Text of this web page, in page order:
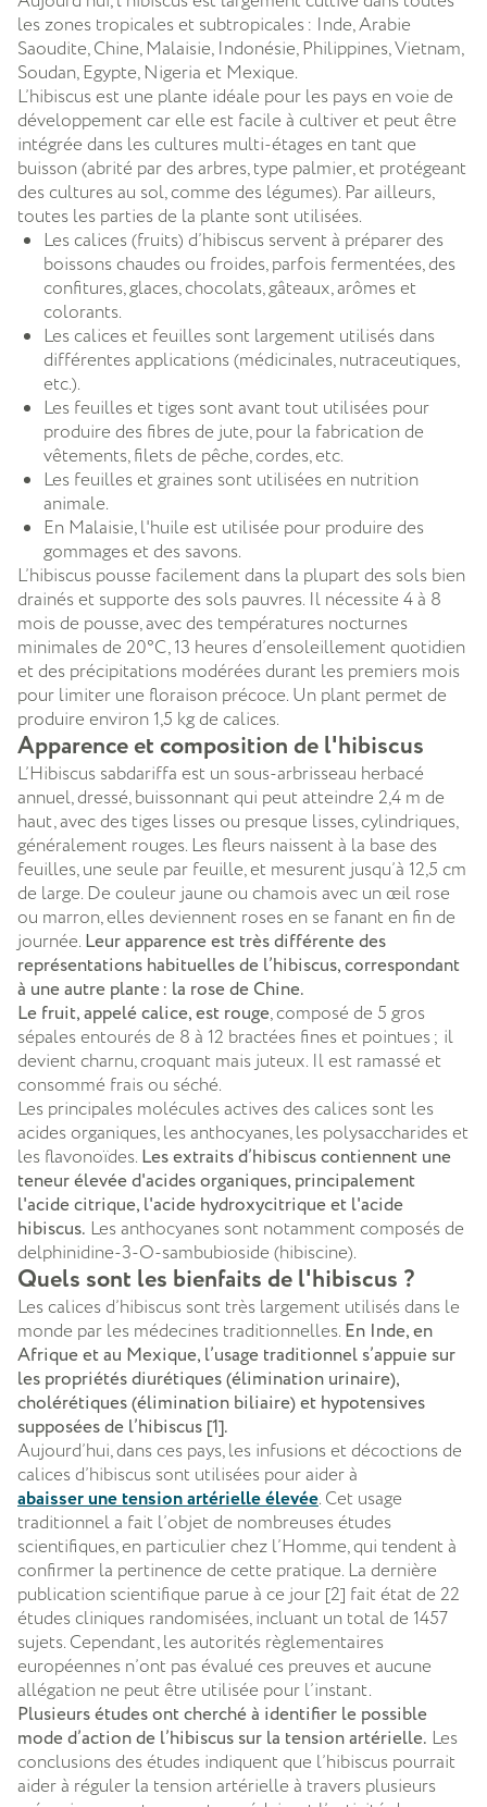
les zones tropicales et subtropicales : Inde, Arabie
Saoudite, Chine, Malaisie, Indonésie, Philippines, Vietnam,
Soudan, Egypte, Nigeria et Mexique.
L’hibiscus est une plante idéale pour les pays en voie de
développement car elle est facile à cultiver et peut être
intégrée dans les cultures multi-étages en tant que
buisson (abrité par des arbres, type palmier, et protégeant
des cultures au sol, comme des légumes). Par ailleurs,
toutes les parties de la plante sont utilisées.
Les calices (fruits) d’hibiscus servent à préparer des
boissons chaudes ou froides, parfois fermentées, des
confitures, glaces, chocolats, gâteaux, arômes et
colorants.
Les calices et feuilles sont largement utilisés dans
différentes applications (médicinales, nutraceutiques,
etc.).
Les feuilles et tiges sont avant tout utilisées pour
produire des fibres de jute, pour la fabrication de
vêtements, filets de pêche, cordes, etc.
Les feuilles et graines sont utilisées en nutrition
animale.
En Malaisie, l'huile est utilisée pour produire des
gommages et des savons.
L’hibiscus pousse facilement dans la plupart des sols bien
drainés et supporte des sols pauvres. Il nécessite 4 à 8
mois de pousse, avec des températures nocturnes
minimales de 20°C, 13 heures d’ensoleillement quotidien
et des précipitations modérées durant les premiers mois
pour limiter une floraison précoce. Un plant permet de
produire environ 1,5 kg de calices.
Apparence et composition de l'hibiscus
L’Hibiscus sabdariffa est un sous-arbrisseau herbacé
annuel, dressé, buissonnant qui peut atteindre 2,4 m de
haut, avec des tiges lisses ou presque lisses, cylindriques,
généralement rouges. Les fleurs naissent à la base des
feuilles, une seule par feuille, et mesurent jusqu’à 12,5 cm
de large. De couleur jaune ou chamois avec un œil rose
ou marron, elles deviennent roses en se fanant en fin de
journée. Leur apparence est très différente des
représentations habituelles de l’hibiscus, correspondant
à une autre plante : la rose de Chine.
Le fruit, appelé calice, est rouge, composé de 5 gros
sépales entourés de 8 à 12 bractées fines et pointues ; il
devient charnu, croquant mais juteux. Il est ramassé et
consommé frais ou séché.
Les principales molécules actives des calices sont les
acides organiques, les anthocyanes, les polysaccharides et
les flavonoïdes. Les extraits d’hibiscus contiennent une
teneur élevée d'acides organiques, principalement
l'acide citrique, l'acide hydroxycitrique et l'acide
hibiscus. Les anthocyanes sont notamment composés de
delphinidine-3-O-sambubioside (hibiscine).
Quels sont les bienfaits de l'hibiscus ?
Les calices d’hibiscus sont très largement utilisés dans le
monde par les médecines traditionnelles. En Inde, en
Afrique et au Mexique, l’usage traditionnel s’appuie sur
les propriétés diurétiques (élimination urinaire),
cholérétiques (élimination biliaire) et hypotensives
supposées de l’hibiscus [1].
Aujourd’hui, dans ces pays, les infusions et décoctions de
calices d’hibiscus sont utilisées pour aider à
abaisser une tension artérielle élevée. Cet usage
traditionnel a fait l’objet de nombreuses études
scientifiques, en particulier chez l’Homme, qui tendent à
confirmer la pertinence de cette pratique. La dernière
publication scientifique parue à ce jour [2] fait état de 22
études cliniques randomisées, incluant un total de 1457
sujets. Cependant, les autorités règlementaires
européennes n’ont pas évalué ces preuves et aucune
allégation ne peut être utilisée pour l’instant.
Plusieurs études ont cherché à identifier le possible
mode d’action de l’hibiscus sur la tension artérielle. Les
conclusions des études indiquent que l’hibiscus pourrait
aider à réguler la tension artérielle à travers plusieurs